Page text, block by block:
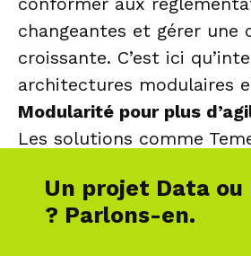
changeantes et gérer une
croissante. C’est ici
architectures modulaires
Modularité pour plus
Les solutions comme
permettant aux banques
uniquement les
Un projet Data ou
? Parlons-en.